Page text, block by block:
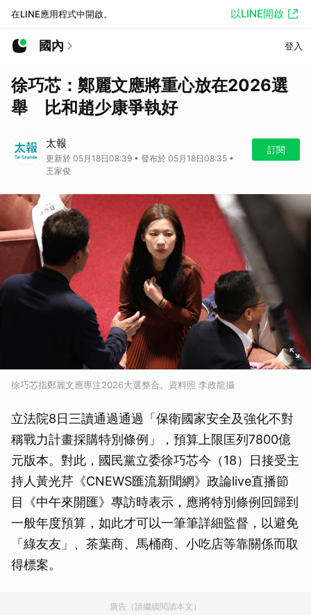
在LINE應用程式中開啟。 以LINE開啟
國內 登入
徐巧芯：鄭麗文應將重心放在2026選
舉 比和趙少康爭執好
太報
更新於 05月18日08:39 • 發布於 05月18日08:35 •
王家俊
訂閱
徐巧芯指鄭麗文應專注2026大選整合。資料照 李政龍攝
立法院8日三讀通過通過「保衛國家安全及強化不對
稱戰力計畫採購特別條例」，預算上限匡列7800億
元版本。對此，國民黨立委徐巧芯今（18）日接受主
持人黃光芹《CNEWS匯流新聞網》政論live直播節
目《中午來開匯》專訪時表示，應將特別條例回歸到
一般年度預算，如此才可以一筆筆詳細監督，以避免
「綠友友」、茶葉商、馬桶商、小吃店等靠關係而取
得標案。
廣告（請繼續閱讀本文）